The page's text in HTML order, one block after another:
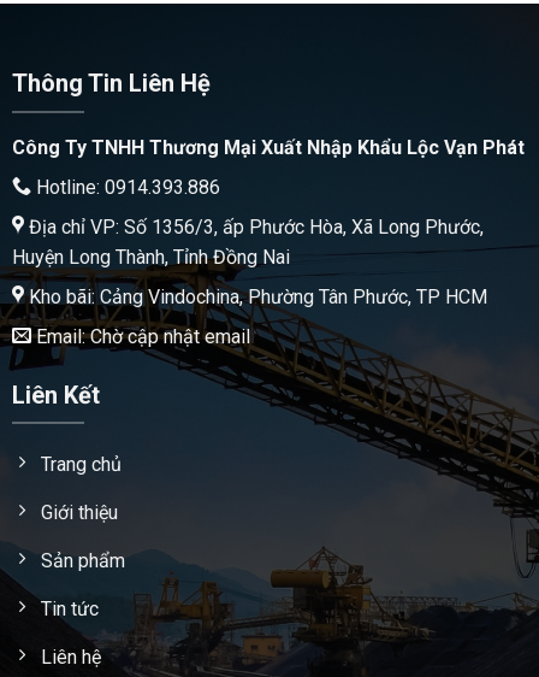
Thông Tin Liên Hệ
Công Ty TNHH Thương Mại Xuất Nhập Khẩu Lộc Vạn Phát
Hotline: 0914.393.886
Địa chỉ VP: Số 1356/3, ấp Phước Hòa, Xã Long Phước,
Huyện Long Thành, Tỉnh Đồng Nai
Kho bãi: Cảng Vindochina, Phường Tân Phước, TP HCM
Email: Chờ cập nhật email
Liên Kết
Trang chủ
Giới thiệu
Sản phẩm
Tin tức
Liên hệ